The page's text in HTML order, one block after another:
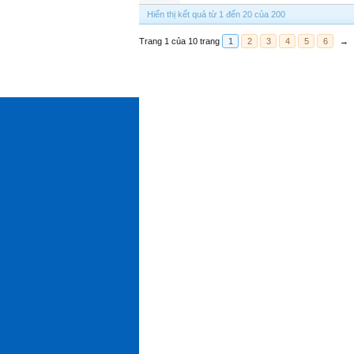
Hiển thị kết quả từ 1 đến 20 của 200
Trang 1 của 10 trang 1 2 3 4 5 6 →